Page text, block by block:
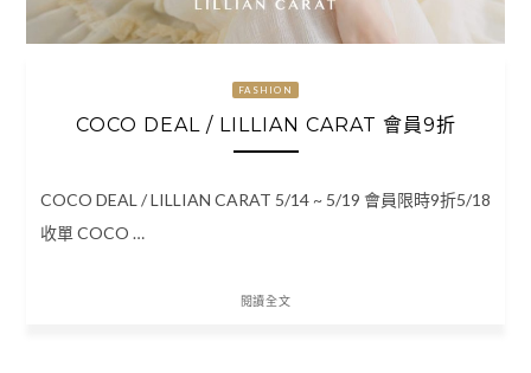
FASHION
COCO DEAL / LILLIAN CARAT 會員9折
COCO DEAL / LILLIAN CARAT 5/14 ~ 5/19 會員限時9折5/18
收單 COCO …
閱讀全文